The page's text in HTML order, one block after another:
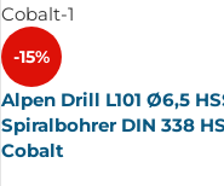
-15%
Alpen Drill L101 Ø6,5
Spiralbohrer DIN 338
Cobalt